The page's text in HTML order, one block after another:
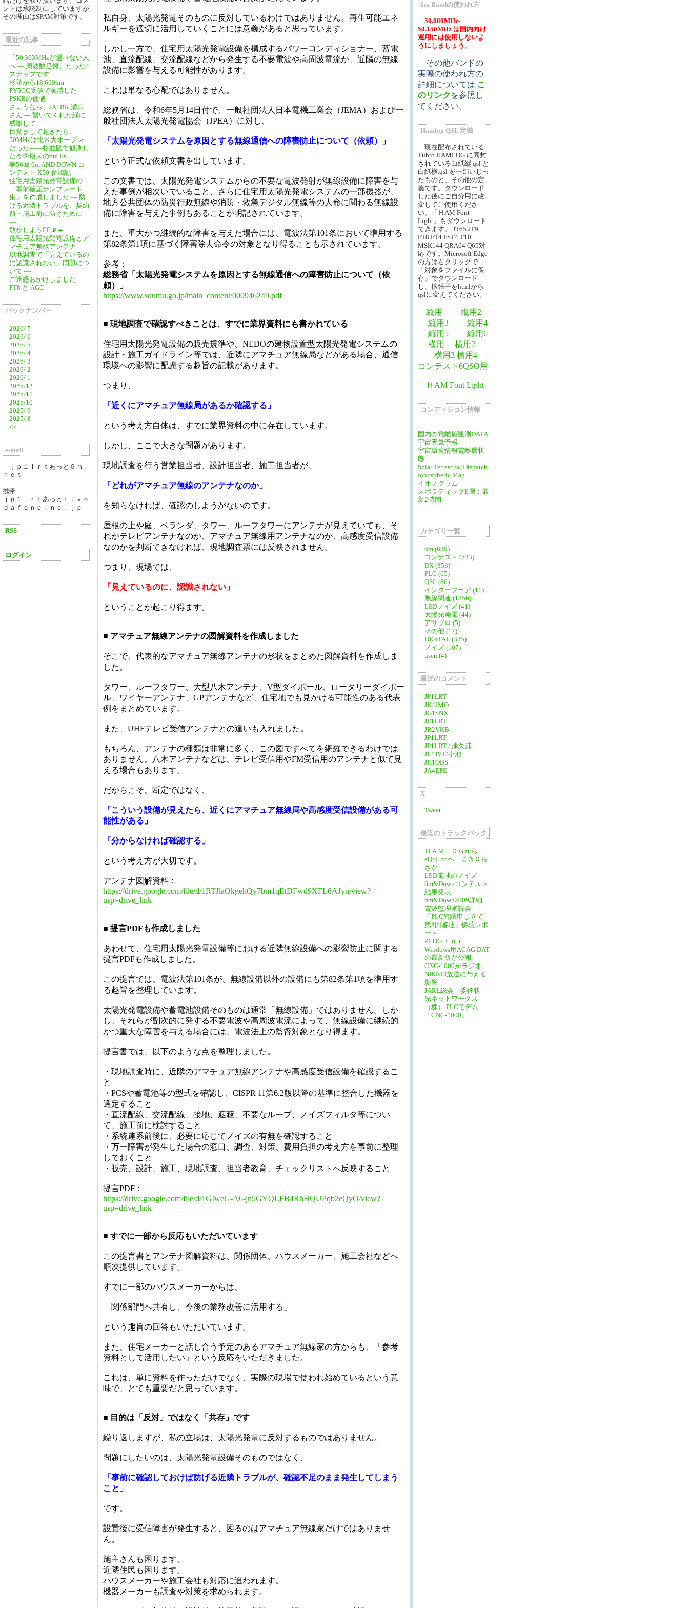
ントは承認制にしていますが
その理由はSPAM対策です。
最近の記事
「50.303MHzが選べない人
へ ― 周波数登録、たった4
ステップです
杉並から18,669km ―
PY5CC受信で実感した
PSKRの価値
さようなら、JA1BK 溝口
さん ― 繋いでくれた縁に
感謝して
目覚ましで起きたら、
50MHzは北米大オープン
だった――杉並区で観測し
た今季最大の6m Es
第56回 6m AND DOWN コ
ンテスト X50 参加記
住宅用太陽光発電設備の
「事前確認テンプレート
集」を作成しました ― 防
げる近隣トラブルを、契約
前・施工前に防ぐために
―
散歩しよう🚶‍♂️📡☀️
住宅用太陽光発電設備とア
マチュア無線アンテナ ―
現地調査で「見えているの
に認識されない」問題につ
いて ―
ご迷惑おかけしました
FT8 と AGC
バックナンバー
2026/ 7
2026/ 6
2026/ 5
2026/ 4
2026/ 3
2026/ 2
2026/ 1
2025/12
2025/11
2025/10
2025/ 9
2025/ 8
<<
e-mail
ｊｐ１ｌｒｔあっと６ｍ．
ｎｅｔ
携帯
ｊｐ１ｌｒｔあっとｔ．ｖｏ
ｄａｆｏｎｅ．ｎｅ．ｊｐ
RSS
ログイン
私自身、太陽光発電そのものに反対しているわけではありません。再生可能エネ
ルギーを適切に活用していくことには意義があると思っています。
しかし一方で、住宅用太陽光発電設備を構成するパワーコンディショナー、蓄電
池、直流配線、交流配線などから発生する不要電波や高周波電流が、近隣の無線
設備に影響を与える可能性があります。
これは単なる心配ではありません。
総務省は、令和6年5月14日付で、一般社団法人日本電機工業会（JEMA）および一
般社団法人太陽光発電協会（JPEA）に対し、
「太陽光発電システムを原因とする無線通信への障害防止について（依頼）」
という正式な依頼文書を出しています。
この文書では、太陽光発電システムからの不要な電波発射が無線設備に障害を与
えた事例が相次いでいること、さらに住宅用太陽光発電システムの一部機器が、
地方公共団体の防災行政無線や消防・救急デジタル無線等の人命に関わる無線設
備に障害を与えた事例もあることが明記されています。
また、重大かつ継続的な障害を与えた場合には、電波法第101条において準用する
第82条第1項に基づく障害除去命令の対象となり得ることも示されています。
参考：
総務省「太陽光発電システムを原因とする無線通信への障害防止について（依
頼）」
https://www.soumu.go.jp/main_content/000946249.pdf
■ 現地調査で確認すべきことは、すでに業界資料にも書かれている
住宅用太陽光発電設備の販売規準や、NEDOの建物設置型太陽光発電システムの
設計・施工ガイドライン等では、近隣にアマチュア無線局などがある場合、通信
環境への影響に配慮する趣旨の記載があります。
つまり、
「近くにアマチュア無線局があるか確認する」
という考え方自体は、すでに業界資料の中に存在しています。
しかし、ここで大きな問題があります。
現地調査を行う営業担当者、設計担当者、施工担当者が、
「どれがアマチュア無線のアンテナなのか」
を知らなければ、確認のしようがないのです。
屋根の上や庭、ベランダ、タワー、ルーフタワーにアンテナが見えていても、そ
れがテレビアンテナなのか、アマチュア無線用アンテナなのか、高感度受信設備
なのかを判断できなければ、現地調査票には反映されません。
つまり、現場では、
「見えているのに、認識されない」
ということが起こり得ます。
■ アマチュア無線アンテナの図解資料を作成しました
そこで、代表的なアマチュア無線アンテナの形状をまとめた図解資料を作成しま
した。
タワー、ルーフタワー、大型八木アンテナ、V型ダイポール、ロータリーダイポー
ル、ワイヤーアンテナ、GPアンテナなど、住宅地でも見かける可能性のある代表
例をまとめています。
また、UHFテレビ受信アンテナとの違いも入れました。
もちろん、アンテナの種類は非常に多く、この図ですべてを網羅できるわけでは
ありません。八木アンテナなどは、テレビ受信用やFM受信用のアンテナと似て見
える場合もあります。
だからこそ、断定ではなく、
「こういう設備が見えたら、近くにアマチュア無線局や高感度受信設備がある可
能性がある」
「分からなければ確認する」
という考え方が大切です。
アンテナ図解資料：
https://drive.google.com/file/d/1RTJlaOkgehQy7bm1qEtDFwd9XFL6AJyn/view?
usp=drive_link
■ 提言PDFも作成しました
あわせて、住宅用太陽光発電設備等における近隣無線設備への影響防止に関する
提言PDFも作成しました。
この提言では、電波法第101条が、無線設備以外の設備にも第82条第1項を準用す
る趣旨を整理しています。
太陽光発電設備や蓄電池設備そのものは通常「無線設備」ではありません。しか
し、それらが副次的に発する不要電波や高周波電流によって、無線設備に継続的
かつ重大な障害を与える場合には、電波法上の監督対象となり得ます。
提言書では、以下のような点を整理しました。
・現地調査時に、近隣のアマチュア無線アンテナや高感度受信設備を確認するこ
と
・PCSや蓄電池等の型式を確認し、CISPR 11第6.2版以降の基準に整合した機器を
選定すること
・直流配線、交流配線、接地、遮蔽、不要なループ、ノイズフィルタ等につい
て、施工前に検討すること
・系統連系前後に、必要に応じてノイズの有無を確認すること
・万一障害が発生した場合の窓口、調査、対策、費用負担の考え方を事前に整理
しておくこと
・販売、設計、施工、現地調査、担当者教育、チェックリストへ反映すること
提言PDF：
https://drive.google.com/file/d/1GIweG-A6-jn5GYQLFB4RhHQUPqb2eQyO/view?
usp=drive_link
■ すでに一部から反応もいただいています
この提言書とアンテナ図解資料は、関係団体、ハウスメーカー、施工会社などへ
順次提供しています。
すでに一部のハウスメーカーからは、
「関係部門へ共有し、今後の業務改善に活用する」
という趣旨の回答もいただいています。
また、住宅メーカーと話し合う予定のあるアマチュア無線家の方からも、「参考
資料として活用したい」という反応をいただきました。
これは、単に資料を作っただけでなく、実際の現場で使われ始めているという意
味で、とても重要だと思っています。
■ 目的は「反対」ではなく「共存」です
繰り返しますが、私の立場は、太陽光発電に反対するものではありません。
問題にしたいのは、太陽光発電設備そのものではなく、
「事前に確認しておけば防げる近隣トラブルが、確認不足のまま発生してしまう
こと」
です。
設置後に受信障害が発生すると、困るのはアマチュア無線家だけではありませ
ん。
施主さんも困ります。
近隣住民も困ります。
ハウスメーカーや施工会社も対応に追われます。
機器メーカーも調査や対策を求められます。
6m Bandの使われ方
50.080MHz-
50.150MHz は国内向け
運用には使用しないよ
うにしましょう。
その他バンドの
実際の使われ方の
詳細については こ
のリンク を参照し
てください。
Hamlog QSL 定義
現在配布されている
Tubro HAMLOG に同封
されている白紙縦.qsl と
白紙横.qsl を一部いじっ
たものと、その他の定
義です。ダウンロード
した後にご自分用に改
変してご使用くださ
い。「ＨAM Font
Light」もダウンロード
できます。 JT65 JT9
FT8 FT4 FST4 T10
MSK144 QRA64 Q65対
応です。Microsoft Edge
の方は右クリックで
「対象をファイルに保
存」でダウンロード
し、拡張子をhtmlから
qslに変えてください。
縦用
縦用2
縦用3
縦用4
縦用5
縦用6
横用
横用2
横用3 横用4
コンテスト6QSO用
ＨAM Font Light
コンディション情報
国内の電離層観測DATA
宇宙天気予報
宇宙環境情報電離層状
態
Solar Terrestrial Dispatch
Ionospheric Map
イオノグラム
スポラディックE層：最
新2時間
カテゴリ一覧
6m (639)
コンテスト (533)
DX (353)
PLC (65)
QSL (86)
インターフェア (11)
無線関連 (1856)
LEDノイズ (41)
太陽光発電 (44)
アサブロ (5)
その他 (17)
DIGITAL (335)
ノイズ (107)
usen (4)
最近のコメント
JP1LRT
JK4JMO
JG1SNX
JP1LRT
JR2VKB
JP1LRT
JP1LRT / 津久浦
JL1JVT/小池
JH1OBS
JA4EPE
X
Tweet
最近のトラックバック
ＨＡＭＬＯＧから
eQSL.ccへ まき０ち
さか
LED電球のノイズ
6m&Downコンテスト
結果発表
6m&Down2009詳細
電波監理審議会
「PLC異議申し立て
第3回審理」傍聴レポ
ート
ZLOG ｆｏｒ
Windows用ACAG.DAT
の最新版が公開
CNC-1000がラジオ
NIKKEI放送に与える
影響
JARL総会 委任状
光ネットワークス
（株） PLCモデム
「CNC-1000」